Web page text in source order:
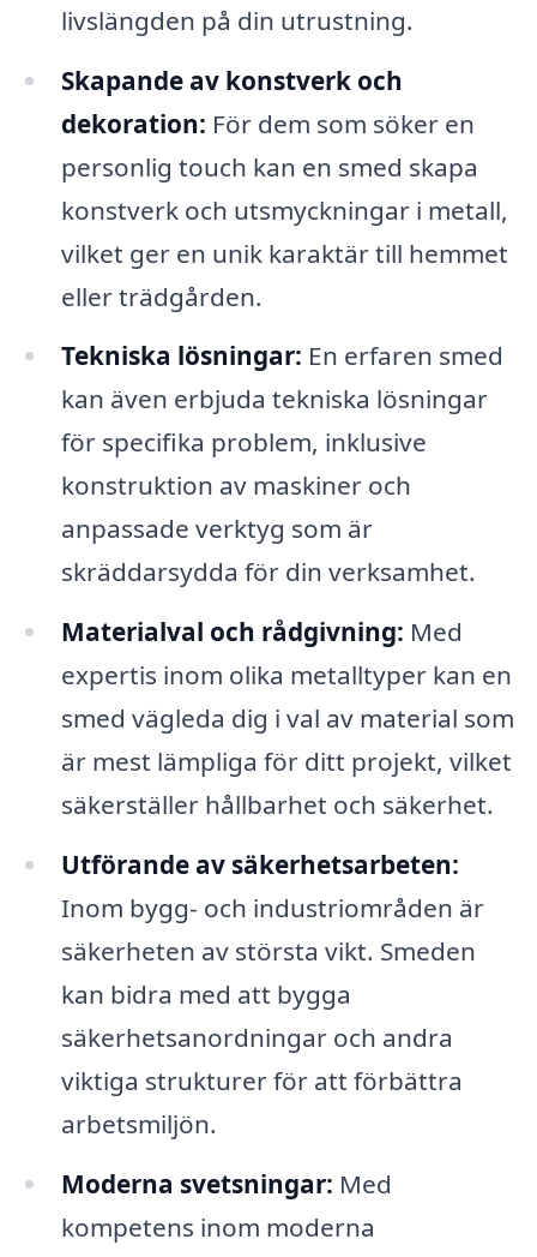
livslängden på din utrustning.
Skapande av konstverk och
dekoration: För dem som söker en
personlig touch kan en smed skapa
konstverk och utsmyckningar i metall,
vilket ger en unik karaktär till hemmet
eller trädgården.
Tekniska lösningar: En erfaren smed
kan även erbjuda tekniska lösningar
för specifika problem, inklusive
konstruktion av maskiner och
anpassade verktyg som är
skräddarsydda för din verksamhet.
Materialval och rådgivning: Med
expertis inom olika metalltyper kan en
smed vägleda dig i val av material som
är mest lämpliga för ditt projekt, vilket
säkerställer hållbarhet och säkerhet.
Utförande av säkerhetsarbeten:
Inom bygg- och industriområden är
säkerheten av största vikt. Smeden
kan bidra med att bygga
säkerhetsanordningar och andra
viktiga strukturer för att förbättra
arbetsmiljön.
Moderna svetsningar: Med
kompetens inom moderna